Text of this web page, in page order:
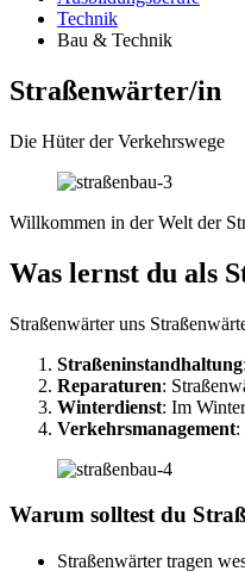
Technik
Bau & Technik
Straßenwärter/in
Die Hüter der Verkehrswege
Willkommen in der Welt der
Was lernst du als
Straßenwärter uns
Straßeninstandhaltung
Reparaturen:
Winterdienst: Im
Verkehrsmanagement:
Warum solltest du
Straßenwärter tragen